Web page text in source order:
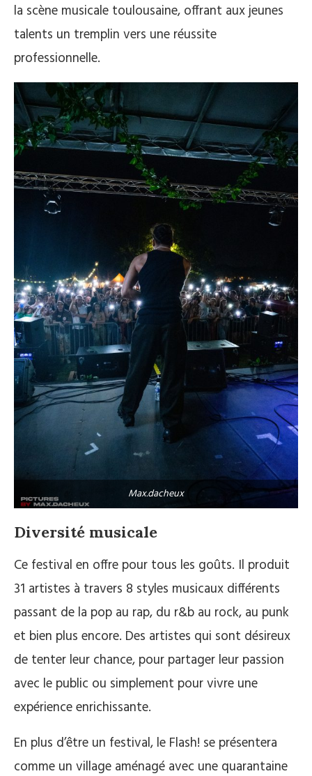
la scène musicale toulousaine, offrant aux jeunes
talents un tremplin vers une réussite
professionnelle.
Max.dacheux
Diversité musicale
Ce festival en offre pour tous les goûts. Il produit
31 artistes à travers 8 styles musicaux différents
passant de la pop au rap, du r&b au rock, au punk
et bien plus encore. Des artistes qui sont désireux
de tenter leur chance, pour partager leur passion
avec le public ou simplement pour vivre une
expérience enrichissante.
En plus d’être un festival, le Flash! se présentera
comme un village aménagé avec une quarantaine